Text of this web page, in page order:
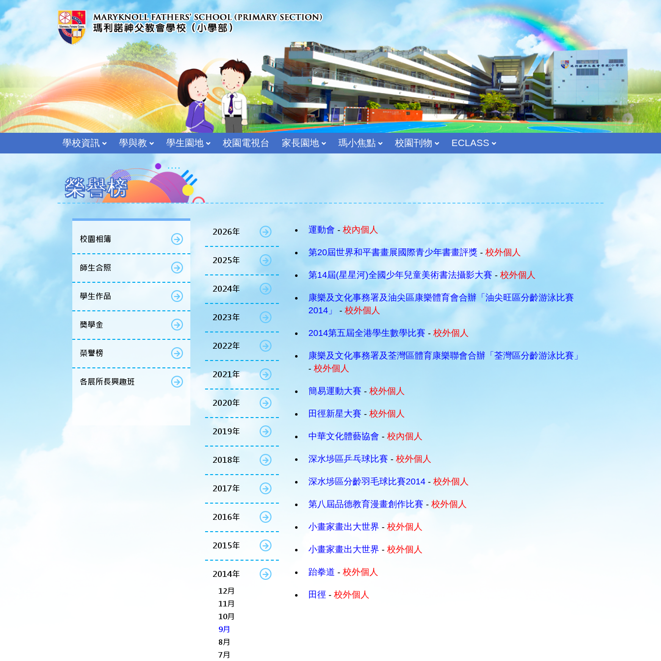
學校資訊 學與教 學生園地 校園電視台 家長園地 瑪小焦點 校園刊物 ECLASS
榮譽榜
校園相簿
師生合照
學生作品
獎學金
榮譽榜
各展所長興趣班
2026年
2025年
2024年
2023年
2022年
2021年
2020年
2019年
2018年
2017年
2016年
2015年
2014年
12月
11月
10月
9月
8月
7月
運動會 - 校內個人
第20屆世界和平書畫展國際青少年書畫評獎 - 校外個人
第14屆(星星河)全國少年兒童美術書法攝影大賽 - 校外個人
康樂及文化事務署及油尖區康樂體育會合辦「油尖旺區分齡游泳比賽
2014」
- 校外個人
2014第五屆全港學生數學比賽 - 校外個人
康樂及文化事務署及荃灣區體育康樂聯會合辦「荃灣區分齡游泳比賽」
- 校外個人
簡易運動大賽 - 校外個人
田徑新星大賽 - 校外個人
中華文化體藝協會 - 校內個人
深水埗區乒乓球比賽 - 校外個人
深水埗區分齡羽毛球比賽2014 - 校外個人
第八屆品德教育漫畫創作比賽 - 校外個人
小畫家畫出大世界 - 校外個人
小畫家畫出大世界 - 校外個人
跆拳道 - 校外個人
田徑 - 校外個人